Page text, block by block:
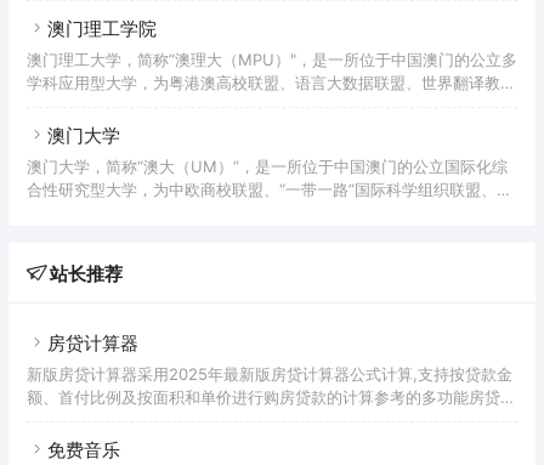
纳入各部队之编制；另外，保安高校亦负责保安部队各个职程的培训工
澳门理工学院
澳门理工大学，简称“澳理大（MPU）"，是一所位于中国澳门的公立多
学科应用型大学，为粤港澳高校联盟、语言大数据联盟、世界翻译教育
的东亚大学理工学院；1991年改为澳门理工学院；2022年更名为澳门
用科学学院，管理科学学院，人文与社会科学学院，健康科学及体育学
院，语言及翻译学院，一国两制研究中心，博彩旅游教学及研究中心，
澳门大学
澳门大学，简称“澳大（UM）”，是一所位于中国澳门的公立国际化综
合性研究型大学，为中欧商校联盟、“一带一路”国际科学组织联盟、粤
并更名为澳门大学；2014年8月正式迁入位于广东省珠海市香洲区横琴
站长推荐
房贷计算器
新版房贷计算器采用2025年最新版房贷计算器公式计算,支持按贷款金
额、首付比例及按面积和单价进行购房贷款的计算参考的多功能房贷计
贷款利率、首付、月供明细等提供计算参考。
免费音乐